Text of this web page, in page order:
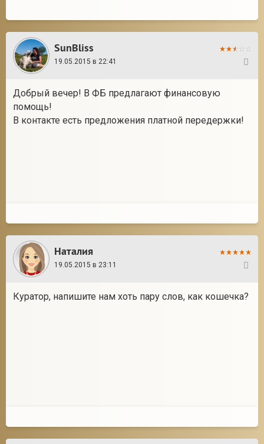
SunBliss
19.05.2015 в 22:41
Добрый вечер! В ФБ предлагают финансовую
помощь!
В контакте есть предложения платной передержки!
Наталия
19.05.2015 в 23:11
Куратор, напишите нам хоть пару слов, как кошечка?